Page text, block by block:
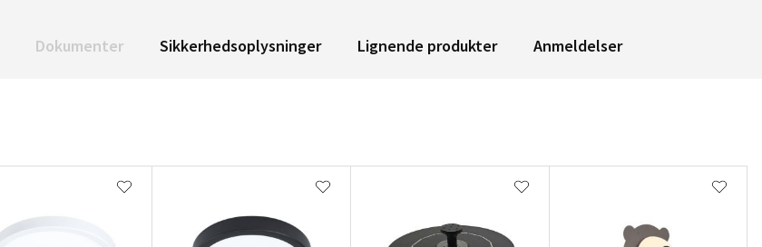
Dokumenter Sikkerhedsoplysninger Lignende produkter Anmeldelser